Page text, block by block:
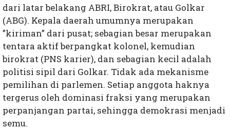
dari latar belakang ABRI, Birokrat, atau Golkar
(ABG). Kepala daerah umumnya merupakan
”kiriman” dari pusat; sebagian besar merupakan
tentara aktif berpangkat kolonel, kemudian
birokrat (PNS karier), dan sebagian kecil adalah
politisi sipil dari Golkar. Tidak ada mekanisme
pemilihan di parlemen. Setiap anggota haknya
tergerus oleh dominasi fraksi yang merupakan
perpanjangan partai, sehingga demokrasi menjadi
semu.